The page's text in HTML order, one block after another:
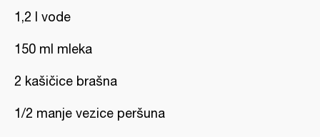
1,2 l vode
150 ml mleka
2 kašičice brašna
1/2 manje vezice peršuna